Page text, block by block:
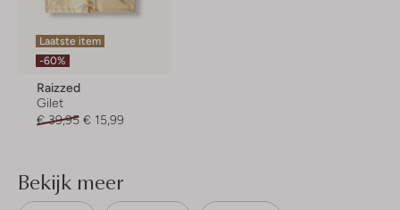
Laatste item
-60%
Raizzed
Gilet
€ 39,95 € 15,99
Bekijk meer